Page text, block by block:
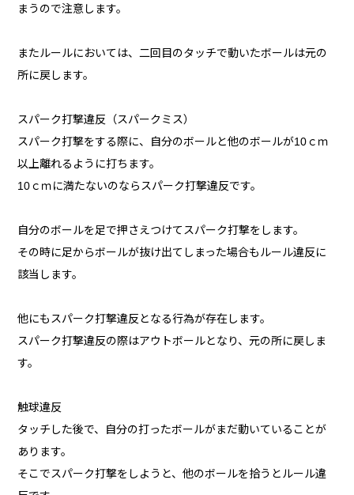
まうので注意します。
またルールにおいては、二回目のタッチで動いたボールは元の
所に戻します。
スパーク打撃違反（スパークミス）
スパーク打撃をする際に、自分のボールと他のボールが10ｃｍ
以上離れるように打ちます。
10ｃｍに満たないのならスパーク打撃違反です。
自分のボールを足で押さえつけてスパーク打撃をします。
その時に足からボールが抜け出てしまった場合もルール違反に
該当します。
他にもスパーク打撃違反となる行為が存在します。
スパーク打撃違反の際はアウトボールとなり、元の所に戻しま
す。
触球違反
タッチした後で、自分の打ったボールがまだ動いていることが
あります。
そこでスパーク打撃をしようと、他のボールを拾うとルール違